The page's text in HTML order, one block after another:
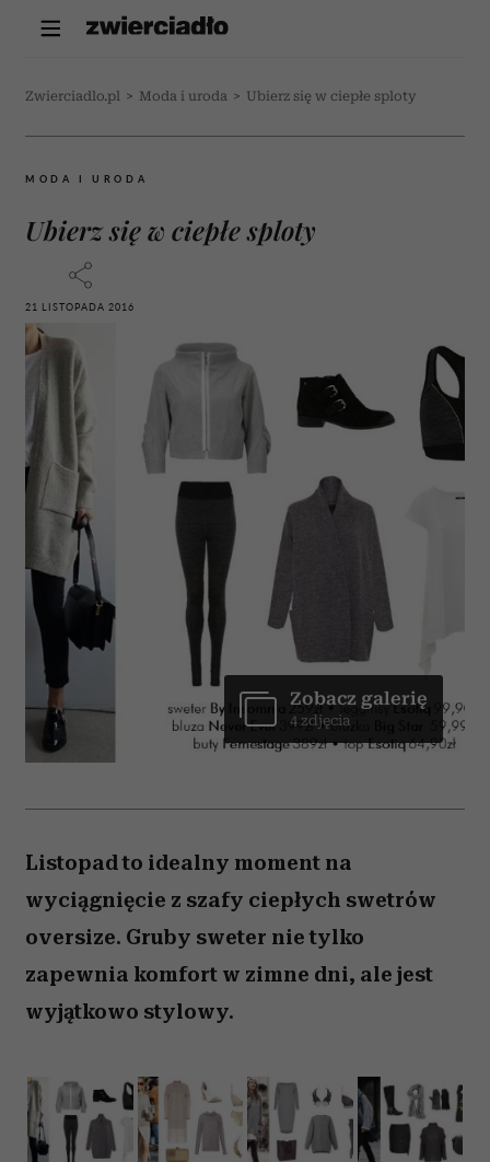
Zwierciadlo.pl > Moda i uroda > Ubierz się w ciepłe sploty
MODA I URODA
Ubierz się w ciepłe sploty
21 LISTOPADA 2016
Zobacz galerię
4 zdjęcia
Listopad to idealny moment na
wyciągnięcie z szafy ciepłych swetrów
oversize. Gruby sweter nie tylko
zapewnia komfort w zimne dni, ale jest
wyjątkowo stylowy.